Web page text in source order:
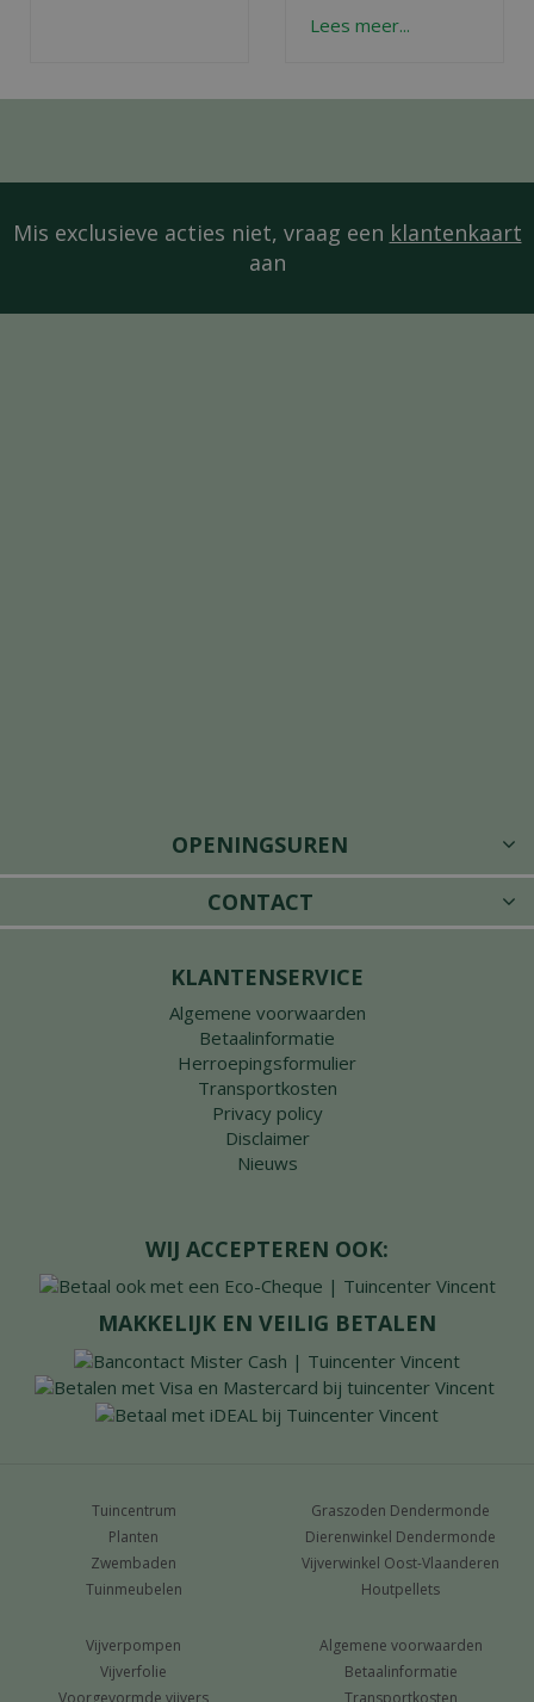
Lees meer...
Mis exclusieve acties niet, vraag een klantenkaart
aan
OPENINGSUREN
CONTACT
KLANTENSERVICE
Algemene voorwaarden
Betaalinformatie
Herroepingsformulier
Transportkosten
Privacy policy
Disclaimer
Nieuws
WIJ ACCEPTEREN OOK:
MAKKELIJK EN VEILIG BETALEN
Tuincentrum
Planten
Zwembaden
Tuinmeubelen
Graszoden Dendermonde
Dierenwinkel Dendermonde
Vijverwinkel Oost-Vlaanderen
Houtpellets
Vijverpompen
Vijverfolie
Voorgevormde vijvers
Algemene voorwaarden
Betaalinformatie
Transportkosten